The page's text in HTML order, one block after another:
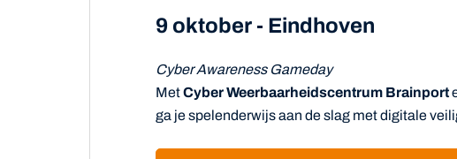
9 oktober - Eindhoven
Cyber Awareness Gameday
MetCyber Weerbaarheidscentrum Brainport
ga je spelenderwijs aan de slag met digitale